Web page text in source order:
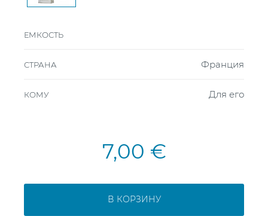
ЕМКОСТЬ
СТРАНА Франция
КОМУ Для его
7,00 €
В КОРЗИНУ